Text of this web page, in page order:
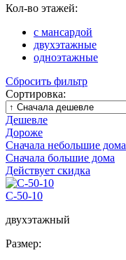
Кол-во этажей:
с мансардой
двухэтажные
одноэтажные
Сбросить фильтр
Сортировка:
Дешевле
Дороже
Сначала небольшие дома
Сначала большие дома
Действует скидка
C-50-10
двухэтажный
Размер: